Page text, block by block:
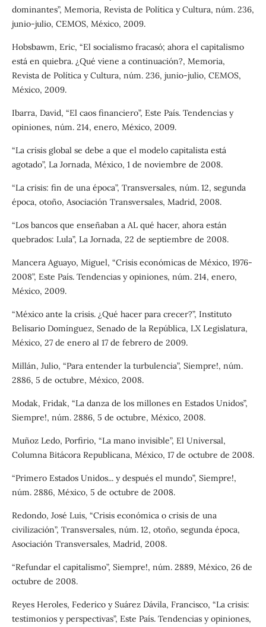
dominantes”, Memoria, Revista de Política y Cultura, núm. 236,
junio-julio, CEMOS, México, 2009.
Hobsbawm, Eric, “El socialismo fracasó; ahora el capitalismo
está en quiebra. ¿Qué viene a continuación?, Memoria,
Revista de Política y Cultura, núm. 236, junio-julio, CEMOS,
México, 2009.
Ibarra, David, “El caos financiero”, Este País. Tendencias y
opiniones, núm. 214, enero, México, 2009.
“La crisis global se debe a que el modelo capitalista está
agotado”, La Jornada, México, 1 de noviembre de 2008.
“La crisis: fin de una época”, Transversales, núm. 12, segunda
época, otoño, Asociación Transversales, Madrid, 2008.
“Los bancos que enseñaban a AL qué hacer, ahora están
quebrados: Lula”, La Jornada, 22 de septiembre de 2008.
Mancera Aguayo, Miguel, “Crisis económicas de México, 1976-
2008”, Este País. Tendencias y opiniones, núm. 214, enero,
México, 2009.
“México ante la crisis. ¿Qué hacer para crecer?”, Instituto
Belisario Domínguez, Senado de la República, LX Legislatura,
México, 27 de enero al 17 de febrero de 2009.
Millán, Julio, “Para entender la turbulencia”, Siempre!, núm.
2886, 5 de octubre, México, 2008.
Modak, Fridak, “La danza de los millones en Estados Unidos”,
Siempre!, núm. 2886, 5 de octubre, México, 2008.
Muñoz Ledo, Porfirio, “La mano invisible”, El Universal,
Columna Bitácora Republicana, México, 17 de octubre de 2008.
“Primero Estados Unidos... y después el mundo”, Siempre!,
núm. 2886, México, 5 de octubre de 2008.
Redondo, José Luis, “Crisis económica o crisis de una
civilización”, Transversales, núm. 12, otoño, segunda época,
Asociación Transversales, Madrid, 2008.
“Refundar el capitalismo”, Siempre!, núm. 2889, México, 26 de
octubre de 2008.
Reyes Heroles, Federico y Suárez Dávila, Francisco, “La crisis:
testimonios y perspectivas”, Este País. Tendencias y opiniones,